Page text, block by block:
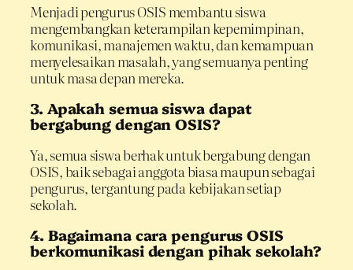
Menjadi pengurus OSIS membantu siswa
mengembangkan keterampilan kepemimpinan,
komunikasi, manajemen waktu, dan kemampuan
menyelesaikan masalah, yang semuanya penting
untuk masa depan mereka.
3. Apakah semua siswa dapat
bergabung dengan OSIS?
Ya, semua siswa berhak untuk bergabung dengan
OSIS, baik sebagai anggota biasa maupun sebagai
pengurus, tergantung pada kebijakan setiap
sekolah.
4. Bagaimana cara pengurus OSIS
berkomunikasi dengan pihak sekolah?